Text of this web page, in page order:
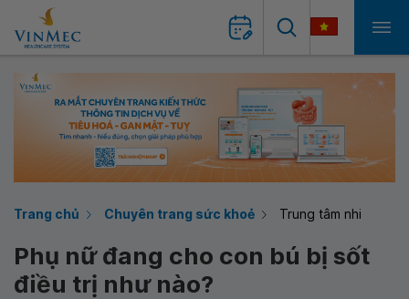
Trang chủ Chuyên trang sức khoẻ Trung tâm nhi
Phụ nữ đang cho con bú bị sốt
điều trị như nào?